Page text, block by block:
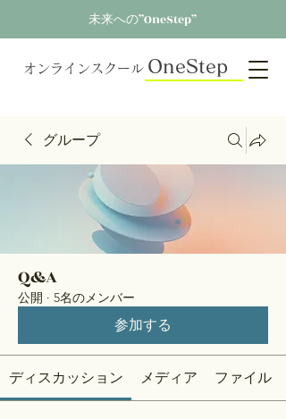
未来への”OneStep”
オンラインスクール OneStep
グループ
Q&A
公開 · 5名のメンバー
参加する
ディスカッション メディア ファイル